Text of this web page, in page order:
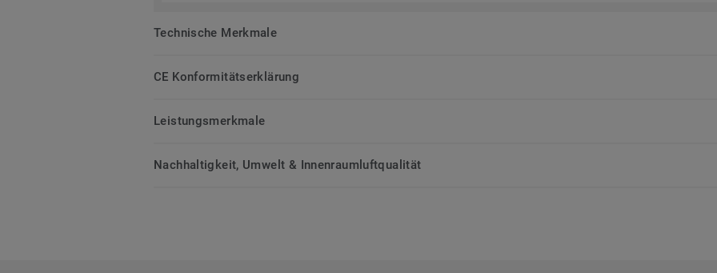
Technische Merkmale
CE Konformitätserklärung
Leistungsmerkmale
Nachhaltigkeit, Umwelt & Innenraumluftqualität